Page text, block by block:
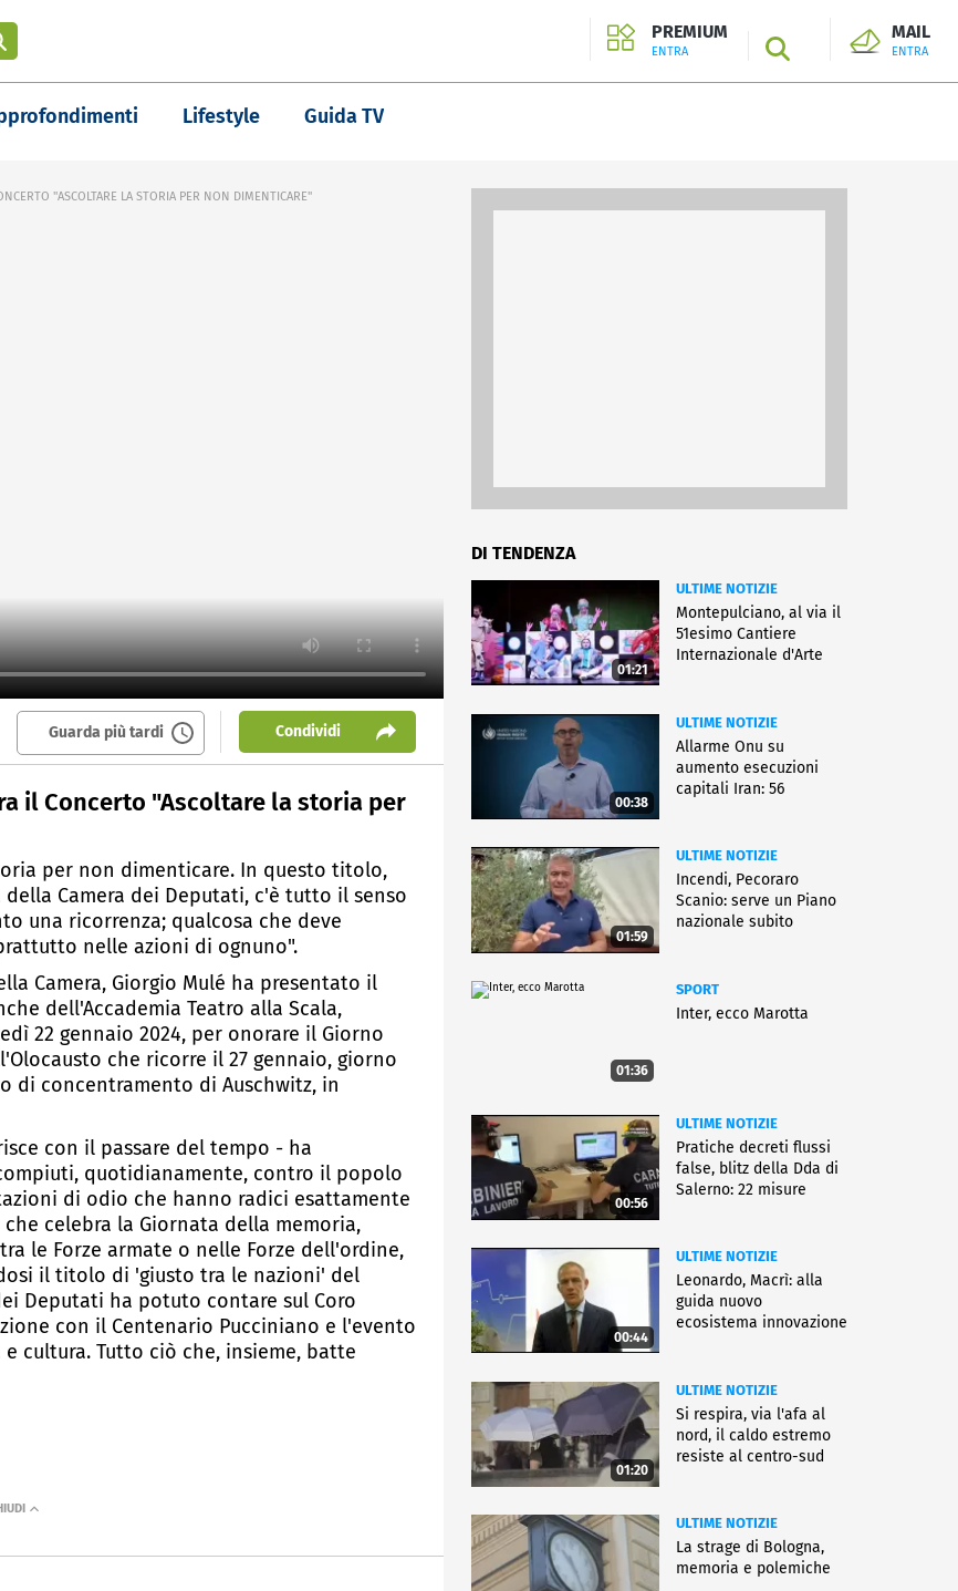
PREMIUM
ENTRA SEARCH
MAIL
ENTRA
Lifestyle Guida TV
"ASCOLTARE LA STORIA PER NON DIMENTICARE"
Guarda più tardi Condividi
il Concerto "Ascoltare la storia per
per non dimenticare. In questo titolo,
Camera dei Deputati, c'è tutto il senso
una ricorrenza; qualcosa che deve
nelle azioni di ognuno".
Camera, Giorgio Mulé ha presentato il
dell'Accademia Teatro alla Scala,
22 gennaio 2024, per onorare il Giorno
che ricorre il 27 gennaio, giorno
di concentramento di Auschwitz, in
con il passare del tempo - ha
quotidianamente, contro il popolo
di odio che hanno radici esattamente
celebra la Giornata della memoria,
le Forze armate o nelle Forze dell'ordine,
il titolo di 'giusto tra le nazioni' del
Deputati ha potuto contare sul Coro
con il Centenario Pucciniano e l'evento
cultura. Tutto ciò che, insieme, batte
DI TENDENZA
01:21
ULTIME NOTIZIE
Montepulciano, al via il
51esimo Cantiere
Internazionale d'Arte
00:38
ULTIME NOTIZIE
Allarme Onu su
aumento esecuzioni
capitali Iran: 56
01:59
ULTIME NOTIZIE
Incendi, Pecoraro
Scanio: serve un Piano
nazionale subito
01:36
SPORT
Inter, ecco Marotta
00:56
ULTIME NOTIZIE
Pratiche decreti flussi
false, blitz della Dda di
Salerno: 22 misure
00:44
ULTIME NOTIZIE
Leonardo, Macrì: alla
guida nuovo
ecosistema innovazione
01:20
ULTIME NOTIZIE
Si respira, via l'afa al
nord, il caldo estremo
resiste al centro-sud
ULTIME NOTIZIE
La strage di Bologna,
memoria e polemiche